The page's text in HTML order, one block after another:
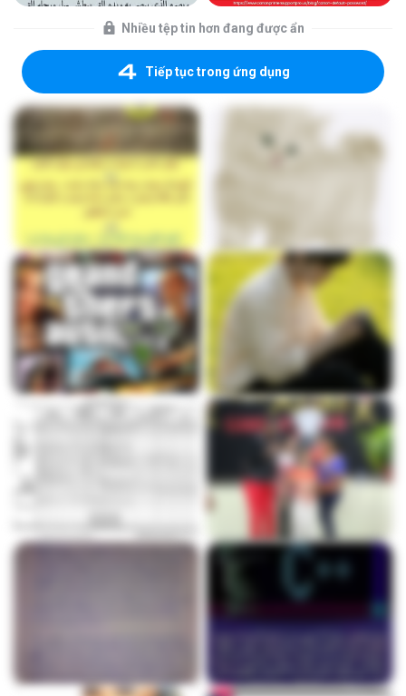
Nhiều tệp tin hơn đang được ẩn
Tiếp tục trong ứng dụng